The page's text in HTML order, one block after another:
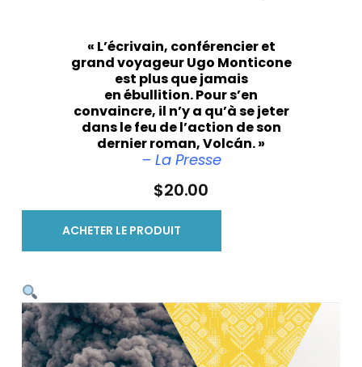
« L’écrivain, conférencier et
grand voyageur Ugo Monticone
est plus que jamais
en ébullition. Pour s’en
convaincre, il n’y a qu’à se jeter
dans le feu de l’action de son
dernier roman,Volcán. »
– La Presse
$20.00
ACHETER LE PRODUIT